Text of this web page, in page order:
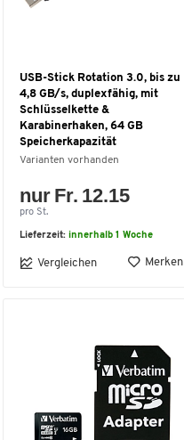
USB-Stick Rotation 3.0, bis zu
4,8 GB/s, duplexfähig, mit
Schlüsselkette &
Karabinerhaken, 64 GB
Speicherkapazität
Varianten vorhanden
nur Fr. 12.15
pro St.
Lieferzeit: innerhalb 1 Woche
Vergleichen Merken